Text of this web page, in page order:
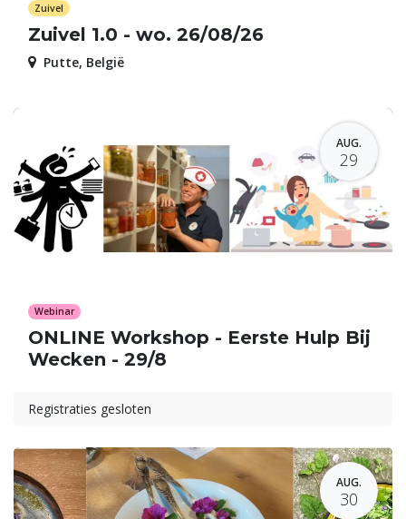
Zuivel
Zuivel 1.0 - wo. 26/08/26
Putte, België
AUG.
29
Webinar
ONLINE Workshop - Eerste Hulp Bij
Wecken - 29/8
Registraties gesloten
AUG.
30